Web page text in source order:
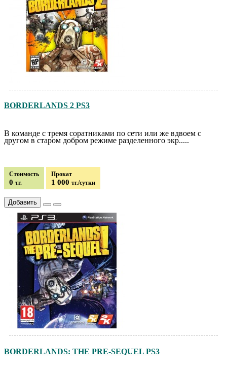
BORDERLANDS 2 PS3
В команде с тремя соратниками по сети или же вдвоем с
другом в старом добром режиме разделенного экр.....
Стоимость
0 тг.
Прокат
1 000 тг./сутки
Добавить
BORDERLANDS: THE PRE-SEQUEL PS3